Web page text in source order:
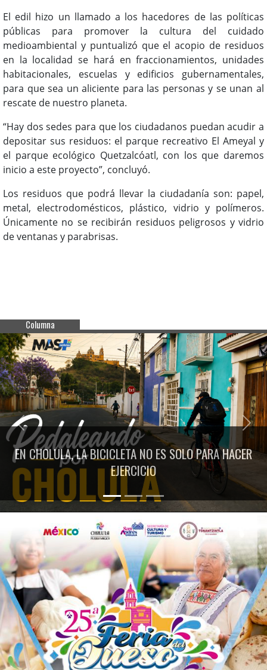
El edil hizo un llamado a los hacedores de las políticas
públicas para promover la cultura del cuidado
medioambiental y puntualizó que el acopio de residuos
en la localidad se hará en fraccionamientos, unidades
habitacionales, escuelas y edificios gubernamentales,
para que sea un aliciente para las personas y se unan al
rescate de nuestro planeta.
“Hay dos sedes para que los ciudadanos puedan acudir a
depositar sus residuos: el parque recreativo El Ameyal y
el parque ecológico Quetzalcóatl, con los que daremos
inicio a este proyecto”, concluyó.
Los residuos que podrá llevar la ciudadanía son: papel,
metal, electrodomésticos, plástico, vidrio y polímeros.
Únicamente no se recibirán residuos peligrosos y vidrio
de ventanas y parabrisas.
Columna
EN CHOLULA, LA BICICLETA NO ES SOLO PARA HACER
EJERCICIO
Previous Next